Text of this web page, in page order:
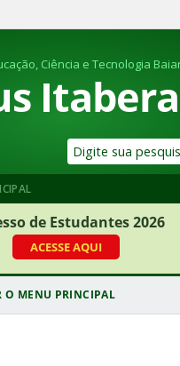
Comunica BR
Participe
Legislação
Ciência e Tecnologia
de Estudantes 2026
ACESSE AQUI